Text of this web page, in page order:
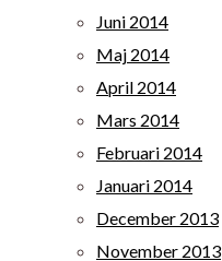
Juni 2014
Maj 2014
April 2014
Mars 2014
Februari 2014
Januari 2014
December 2013
November 2013